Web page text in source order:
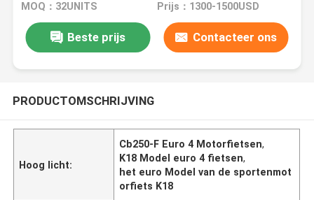
MOQ：32UNITS Prijs：1300-1500USD
Beste prijs Contacteer ons
PRODUCTOMSCHRIJVING
Hoog licht:
Cb250-F Euro 4 Motorfietsen,
K18 Model euro 4 fietsen,
het euro Model van de sportenmot
orfiets K18